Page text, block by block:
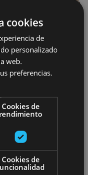
cookies
de
personalizado
web.
preferencias.
Cookies de
rendimiento
Cookies de